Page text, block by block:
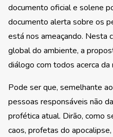
documento oficial e solene
documento alerta sobre os
está nos ameaçando. Nesta
global do ambiente, a
diálogo com todos acerca da
Pode ser que, semelhante
pessoas responsáveis não
profética atual. Dirão, como
caos, profetas do